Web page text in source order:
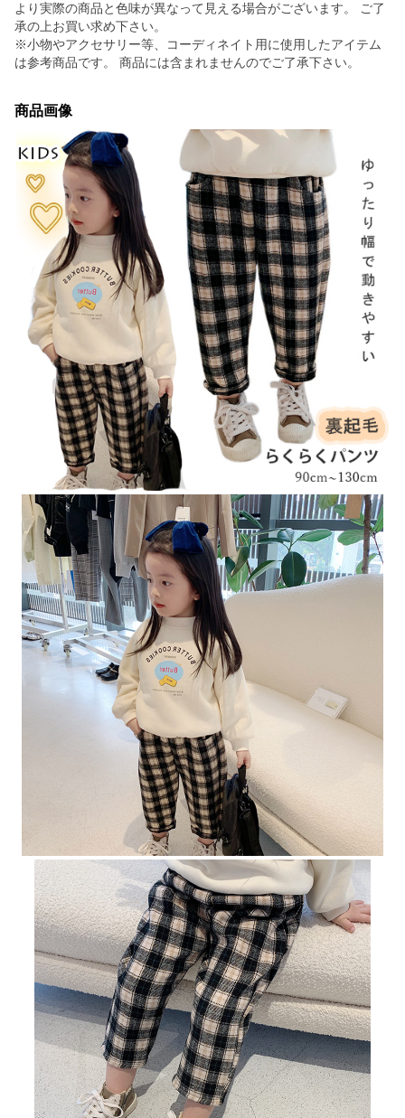
より実際の商品と色味が異なって見える場合がございます。 ご了
承の上お買い求め下さい。
※小物やアクセサリー等、コーディネイト用に使用したアイテム
は参考商品です。 商品には含まれませんのでご了承下さい。
商品画像